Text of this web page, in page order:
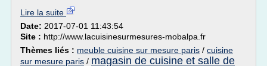
Lire la suite
Date: 2017-07-01 11:43:54
Site : http://www.lacuisinesurmesures-mobalpa.fr
Thèmes liés : meuble cuisine sur mesure paris / cuisine
sur mesure paris / magasin de cuisine et salle de